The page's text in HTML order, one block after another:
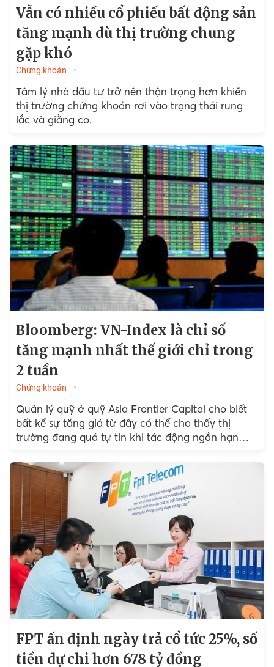
Vẫn có nhiều cổ phiếu bất động sản
tăng mạnh dù thị trường chung
gặp khó
Chứng khoán
Tâm lý nhà đầu tư trở nên thận trọng hơn khiến
thị trường chứng khoán rơi vào trạng thái rung
lắc và giằng co.
Bloomberg: VN-Index là chỉ số
tăng mạnh nhất thế giới chỉ trong
2 tuần
Chứng khoán
Quản lý quỹ ở quỹ Asia Frontier Capital cho biết
bất kể sự tăng giá từ đây có thể cho thấy thị
trường đang quá tự tin khi tác động ngắn hạn
mức độ thu nhập vẫn chưa bộc lộ hết.
FPT ấn định ngày trả cổ tức 25%, số
tiền dự chi hơn 678 tỷ đồng